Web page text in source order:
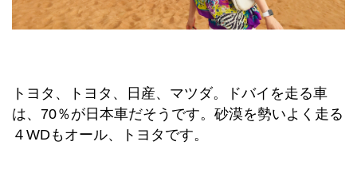
トヨタ、トヨタ、日産、マツダ。ドバイを走る車
は、70％が日本車だそうです。砂漠を勢いよく走る
４WDもオール、トヨタです。